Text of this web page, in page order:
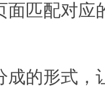
匹配对应
的形式，